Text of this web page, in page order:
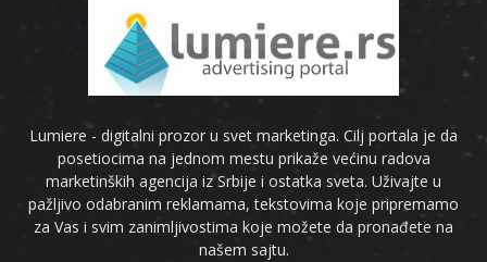
Lumiere - digitalni prozor u svet marketinga. Cilj portala je da
posetiocima na jednom mestu prikaže većinu radova
marketinških agencija iz Srbije i ostatka sveta. Uživajte u
pažljivo odabranim reklamama, tekstovima koje pripremamo
za Vas i svim zanimljivostima koje možete da pronađete na
našem sajtu.